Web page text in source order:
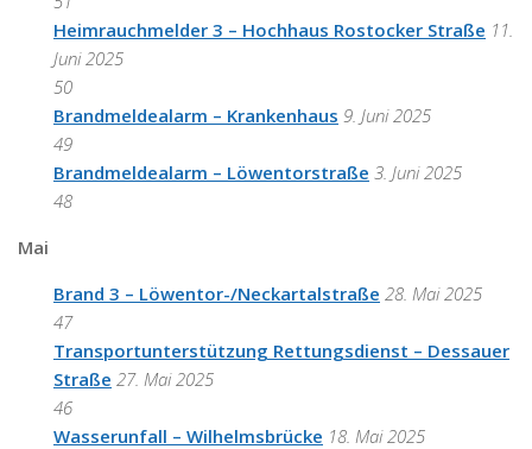
Heimrauchmelder 3 – Hochhaus Rostocker Straße 11.
Juni 2025
50
Brandmeldealarm – Krankenhaus 9. Juni 2025
49
Brandmeldealarm – Löwentorstraße 3. Juni 2025
48
Mai
Brand 3 – Löwentor-/Neckartalstraße 28. Mai 2025
47
Transportunterstützung Rettungsdienst – Dessauer
Straße 27. Mai 2025
46
Wasserunfall – Wilhelmsbrücke 18. Mai 2025